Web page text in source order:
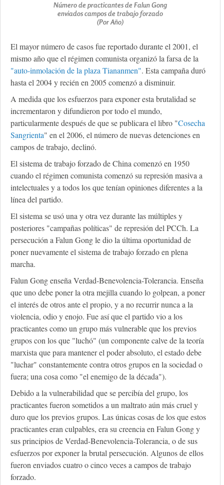
Número de practicantes de Falun Gong
enviados campos de trabajo forzado
(Por Año)
El mayor número de casos fue reportado durante el 2001, el
mismo año que el régimen comunista organizó la farsa de la
"auto-inmolación de la plaza Tiananmen". Esta campaña duró
hasta el 2004 y recién en 2005 comenzó a disminuir.
A medida que los esfuerzos para exponer esta brutalidad se
incrementaron y difundieron por todo el mundo,
particularmente después de que se publicara el libro "Cosecha
Sangrienta" en el 2006, el número de nuevas detenciones en
campos de trabajo, declinó.
El sistema de trabajo forzado de China comenzó en 1950
cuando el régimen comunista comenzó su represión masiva a
intelectuales y a todos los que tenían opiniones diferentes a la
línea del partido.
El sistema se usó una y otra vez durante las múltiples y
posteriores "campañas políticas" de represión del PCCh. La
persecución a Falun Gong le dio la última oportunidad de
poner nuevamente el sistema de trabajo forzado en plena
marcha.
Falun Gong enseña Verdad-Benevolencia-Tolerancia. Enseña
que uno debe poner la otra mejilla cuando lo golpean, a poner
el interés de otros ante el propio, y a no recurrir nunca a la
violencia, odio y enojo. Fue así que el partido vio a los
practicantes como un grupo más vulnerable que los previos
grupos con los que "luchó" (un componente calve de la teoría
marxista que para mantener el poder absoluto, el estado debe
"luchar" constantemente contra otros grupos en la sociedad o
fuera; una cosa como "el enemigo de la década").
Debido a la vulnerabilidad que se percibía del grupo, los
practicantes fueron sometidos a un maltrato aún más cruel y
duro que los previos grupos. Las únicas cosas de los que estos
practicantes eran culpables, era su creencia en Falun Gong y
sus principios de Verdad-Benevolencia-Tolerancia, o de sus
esfuerzos por exponer la brutal persecución. Algunos de ellos
fueron enviados cuatro o cinco veces a campos de trabajo
forzado.